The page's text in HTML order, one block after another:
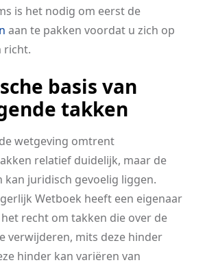
is het nodig om eerst de
aan te pakken voordat u zich op
richt.
basis van
takken
wetgeving omtrent
relatief duidelijk, maar de
kan juridisch gevoelig liggen.
Wetboek heeft een eigenaar
recht om takken die over de
verwijderen, mits deze hinder
hinder kan variëren van